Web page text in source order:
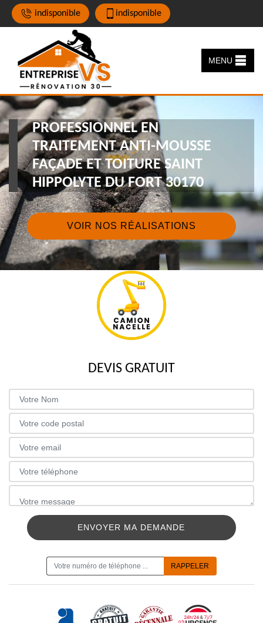
indisponible indisponible
MENU
PROFESSIONNEL EN
TRAITEMENT ANTI-MOUSSE
FAÇADE ET TOITURE SAINT
HIPPOLYTE DU FORT 30170
VOIR NOS RÉALISATIONS
DEVIS GRATUIT